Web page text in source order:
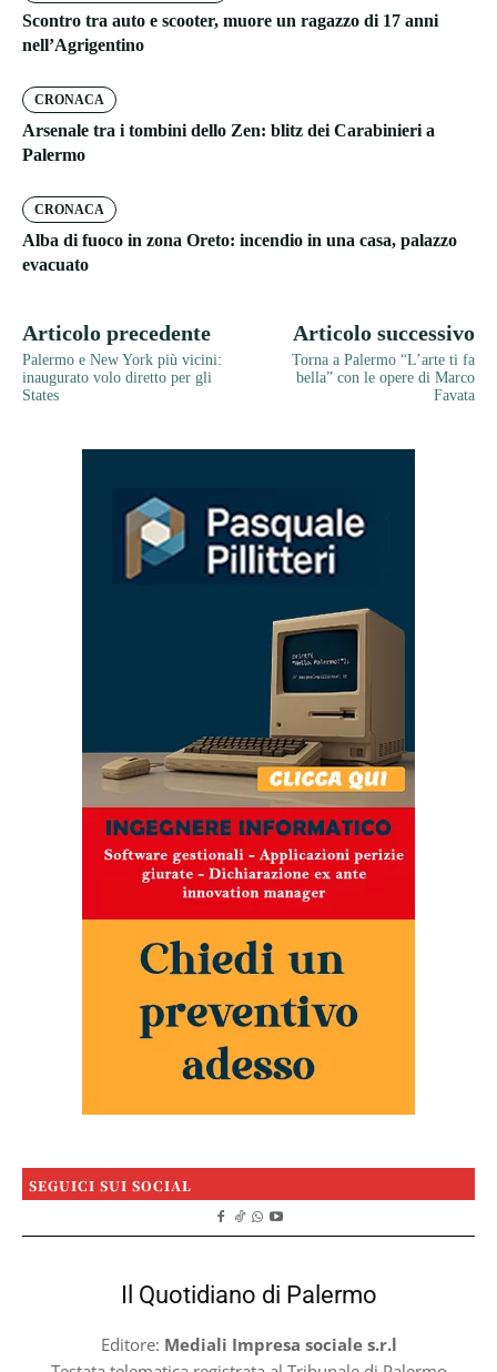
Scontro tra auto e scooter, muore un ragazzo di 17 anni
nell’Agrigentino
CRONACA
Arsenale tra i tombini dello Zen: blitz dei Carabinieri a
Palermo
CRONACA
Alba di fuoco in zona Oreto: incendio in una casa, palazzo
evacuato
Articolo precedente
Palermo e New York più vicini:
inaugurato volo diretto per gli
States
Articolo successivo
Torna a Palermo “L’arte ti fa
bella” con le opere di Marco
Favata
SEGUICI SUI SOCIAL
Il Quotidiano di Palermo
Editore: Mediali Impresa sociale s.r.l